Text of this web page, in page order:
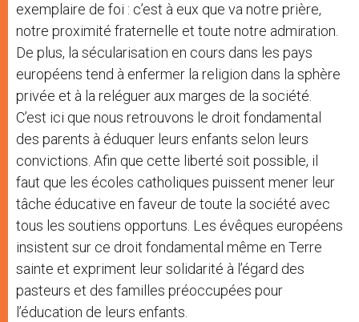
exemplaire de foi : c’est à eux que va notre prière,
notre proximité fraternelle et toute notre admiration.
De plus, la sécularisation en cours dans les pays
européens tend à enfermer la religion dans la sphère
privée et à la reléguer aux marges de la société.
C’est ici que nous retrouvons le droit fondamental
des parents à éduquer leurs enfants selon leurs
convictions. Afin que cette liberté soit possible, il
faut que les écoles catholiques puissent mener leur
tâche éducative en faveur de toute la société avec
tous les soutiens opportuns. Les évêques européens
insistent sur ce droit fondamental même en Terre
sainte et expriment leur solidarité à l’égard des
pasteurs et des familles préoccupées pour
l’éducation de leurs enfants.